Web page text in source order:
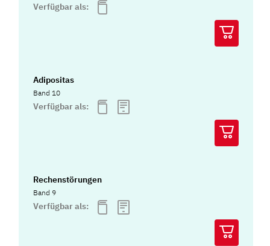
Verfügbar als:
Adipositas
Band 10
Verfügbar als:
Rechenstörungen
Band 9
Verfügbar als: